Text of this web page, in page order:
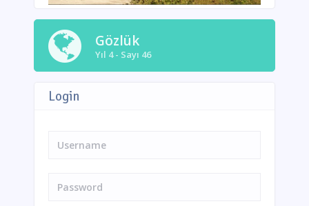
Gözlük
Yıl 4 - Sayı 46
Login